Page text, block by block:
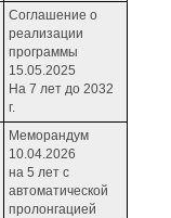
Соглашение о
реализации
программы
15.05.2025
На 7 лет до 2032
г.
Меморандум
10.04.2026
на 5 лет с
автоматической
пролонгацией